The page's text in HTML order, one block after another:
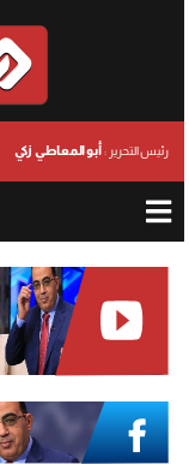
رئيس التحرير : أبو المعاطي زكي